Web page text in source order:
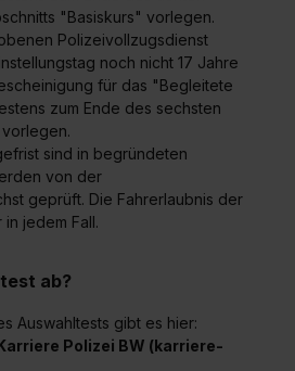
zulassen, triff deine
und klick auf „Auswahl
zur Platzierung von Cookies
„Statistiken“ und „Social
hierbei die Einwilligung
Daten in die USA (Art. 49 Abs. 1
USA verfügen über kein
(EuGH – Schrems
erteilte Einwilligung jederzeit mit
dem Punkt „Datenschutz-
du durch Klick auf „Details
Datenschutzerklärung
"Basiskurs" vorlegen.
Polizeivollzugsdienst
noch nicht 17 Jahre
für das "Begleitete
zum Ende des sechsten
sind in begründeten
von der
geprüft. Die Fahrerlaubnis der
jedem Fall.
ab?
Aus­wahl­tests gibt es hier:
Polizei BW (karriere-